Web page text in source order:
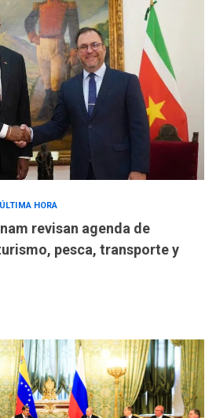
ÚLTIMA HORA
revisan agenda de
pesca, transporte y